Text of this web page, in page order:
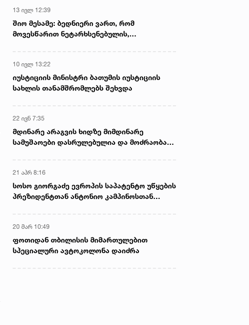
13 ივლ 12:39
შიო მესამე: ბედნიერი ვართ, რომ
მოვესწარით ნეტარხსენებულის,
10 ივლ 13:22
იუსტიციის მინისტრი ბათუმის იუსტიციის
სახლის თანამშრომლებს შეხვდა
22 ივნ 7:35
მდინარე არაგვის ხიდზე მიმდინარე
სამუშაოები დასრულებულია და მოძრაობა
21 აპრ 8:16
სოსო გიორგაძე ევროპის საპატენტო უწყების
პრეზიდენტთან ანტონიო კამპინოსთან
20 მარ 10:49
ფოთიდან თბილისის მიმართულებით
სპეციალური ავტოკოლონა დაიძრა